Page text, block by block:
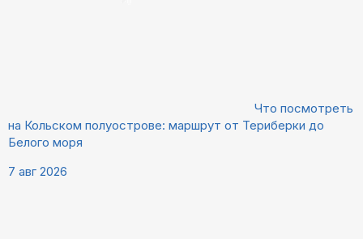
Что посмотреть
на Кольском полуострове: маршрут от Териберки до
Белого моря
7 авг 2026